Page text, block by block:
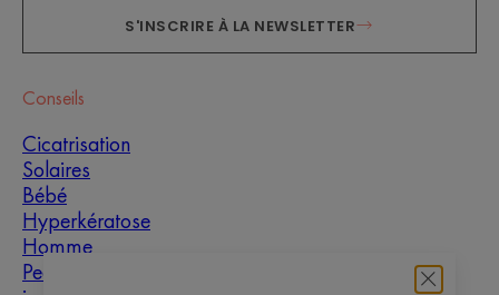
S'INSCRIRE À LA NEWSLETTER
Conseils
Cicatrisation
Solaires
Bébé
Hyperkératose
Homme
Peaux grasses à